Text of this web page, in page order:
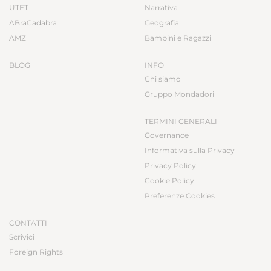
UTET
ABraCadabra
AMZ
BLOG
Narrativa
Geografia
Bambini e Ragazzi
INFO
Chi siamo
Gruppo Mondadori
TERMINI GENERALI
Governance
Informativa sulla Privacy
Privacy Policy
Cookie Policy
Preferenze Cookies
CONTATTI
Scrivici
Foreign Rights